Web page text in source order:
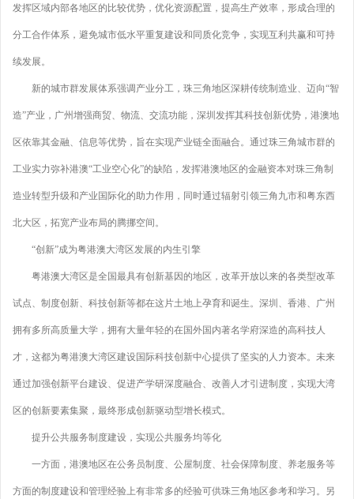
发挥区域内部各地区的比较优势，优化资源配置，提高生产效率，形成合理的
分工合作体系，避免城市低水平重复建设和同质化竞争，实现互利共赢和可持
续发展。
新的城市群发展体系强调产业分工，珠三角地区深耕传统制造业、迈向“智
造”产业，广州增强商贸、物流、交流功能，深圳发挥其科技创新优势，港澳地
区依靠其金融、信息等优势，旨在实现产业链全面融合。通过珠三角城市群的
工业实力弥补港澳“工业空心化”的缺陷，发挥港澳地区的金融资本对珠三角制
造业转型升级和产业国际化的助力作用，同时通过辐射引领三角九市和粤东西
北大区，拓宽产业布局的腾挪空间。
“创新”成为粤港澳大湾区发展的内生引擎
粤港澳大湾区是全国最具有创新基因的地区，改革开放以来的各类型改革
试点、制度创新、科技创新等都在这片土地上孕育和诞生。深圳、香港、广州
拥有多所高质量大学，拥有大量年轻的在国外国内著名学府深造的高科技人
才，这都为粤港澳大湾区建设国际科技创新中心提供了坚实的人力资本。未来
通过加强创新平台建设、促进产学研深度融合、改善人才引进制度，实现大湾
区的创新要素集聚，最终形成创新驱动型增长模式。
提升公共服务制度建设，实现公共服务均等化
一方面，港澳地区在公务员制度、公屋制度、社会保障制度、养老服务等
方面的制度建设和管理经验上有非常多的经验可供珠三角地区参考和学习。另